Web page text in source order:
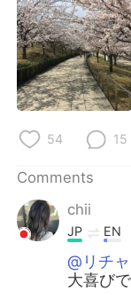
54 15
Comments
chii
JP EN
@リチ
大喜び